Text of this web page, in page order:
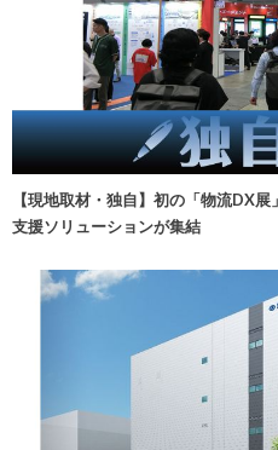
【現地取材・独自】初の「物流DX
支援ソリューションが集結